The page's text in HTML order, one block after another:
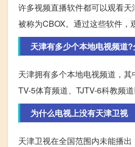
许多视频直播软件都可以观看
被称为CBOX。通过这些软件，
天津有多少个本地电视频道
天津拥有多个本地电视频道，
TV-5体育频道、TJTV-6科教频
为什么电视上没有天津卫视
天津卫视在全国范围内未能播